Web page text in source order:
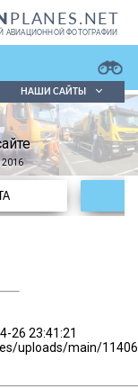
PLANES.NET
АВИАЦИОННОЙ ФОТОГРАФИИ
НАШИ САЙТЫ
2016
26 23:41:21
uploads/main/